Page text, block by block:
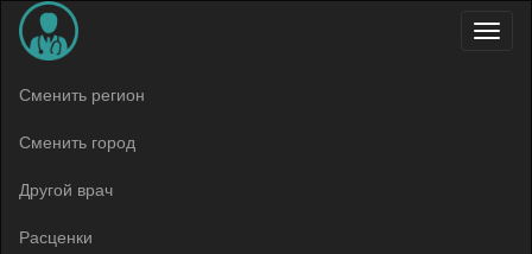
Меню
Сменить регион
Сменить город
Другой врач
Расценки